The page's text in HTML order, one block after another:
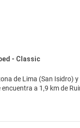
- Classic